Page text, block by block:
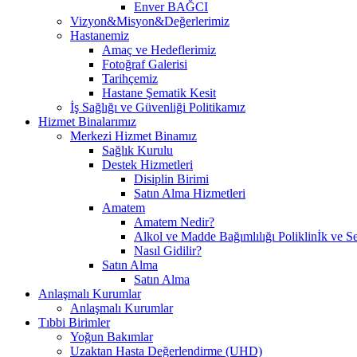
Enver BAĞCI
Vizyon&Misyon&Değerlerimiz
Hastanemiz
Amaç ve Hedeflerimiz
Fotoğraf Galerisi
Tarihçemiz
Hastane Şematik Kesit
İş Sağlığı ve Güvenliği Politikamız
Hizmet Binalarımız
Merkezi Hizmet Binamız
Sağlık Kurulu
Destek Hizmetleri
Disiplin Birimi
Satın Alma Hizmetleri
Amatem
Amatem Nedir?
Alkol ve Madde Bağımlılığı Poliklinİk ve
Nasıl Gidilir?
Satın Alma
Satın Alma
Anlaşmalı Kurumlar
Anlaşmalı Kurumlar
Tıbbi Birimler
Yoğun Bakımlar
Uzaktan Hasta Değerlendirme (UHD)